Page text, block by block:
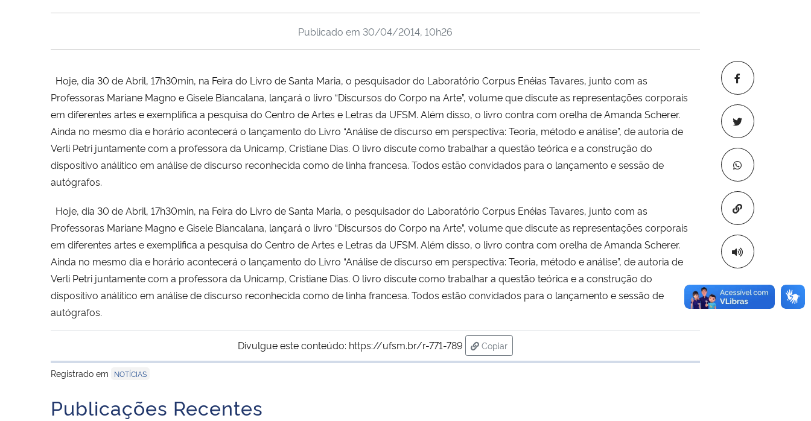
Copiar para
Publicado em 30/04/2014, 10h26
Hoje, dia 30 de Abril, 17h30min, na Feira do Livro de Santa Maria, o pesquisador do Laboratório Corpus Enéias Tavares, junto com as
Professoras Mariane Magno e Gisele Biancalana, lançará o livro “Discursos do Corpo na Arte”, volume que discute as representações corporais
em diferentes artes e exemplifica a pesquisa do Centro de Artes e Letras da UFSM. Além disso, o livro contra com orelha de Amanda Scherer.
Ainda no mesmo dia e horário acontecerá o lançamento do Livro “Análise de discurso em perspectiva: Teoria, método e análise”, de autoria de
Verli Petri juntamente com a professora da Unicamp, Cristiane Dias. O livro discute como trabalhar a questão teórica e a construção do
dispositivo análitico em análise de discurso reconhecida como de linha francesa. Todos estão convidados para o lançamento e sessão de
autógrafos.
Hoje, dia 30 de Abril, 17h30min, na Feira do Livro de Santa Maria, o pesquisador do Laboratório Corpus Enéias Tavares, junto com as
Professoras Mariane Magno e Gisele Biancalana, lançará o livro “Discursos do Corpo na Arte”, volume que discute as representações corporais
em diferentes artes e exemplifica a pesquisa do Centro de Artes e Letras da UFSM. Além disso, o livro contra com orelha de Amanda Scherer.
Ainda no mesmo dia e horário acontecerá o lançamento do Livro “Análise de discurso em perspectiva: Teoria, método e análise”, de autoria de
Verli Petri juntamente com a professora da Unicamp, Cristiane Dias. O livro discute como trabalhar a questão teórica e a construção do
dispositivo análitico em análise de discurso reconhecida como de linha francesa. Todos estão convidados para o lançamento e sessão de
autógrafos.
Divulgue este conteúdo: https://ufsm.br/r-771-789
Copiar
para área de transferência
Registrado em
NOTÍCIAS
Publicações Recentes